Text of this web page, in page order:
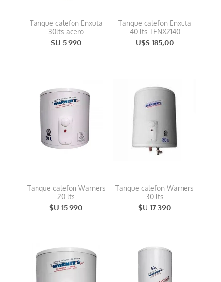
Tanque calefon Enxuta
30lts acero
$U 5.990
Tanque calefon Enxuta
40 lts TENX2140
U$S 185,00
Tanque calefon Warners
20 lts
$U 15.990
Tanque calefon Warners
30 lts
$U 17.390